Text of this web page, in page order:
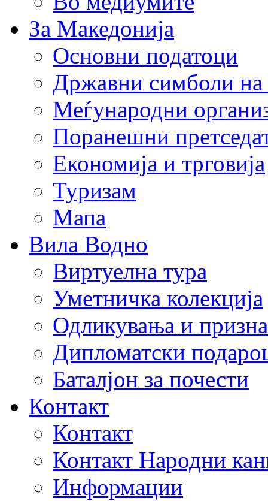
За Македонија
Основни податоци
Државни симболи
Меѓународни
Поранешни
Економија и трговија
Туризам
Мапа
Вила Водно
Виртуелна тура
Уметничка колекција
Одликувања и
Дипломатски
Баталјон за почести
Контакт
Контакт
Контакт Народни
Информации